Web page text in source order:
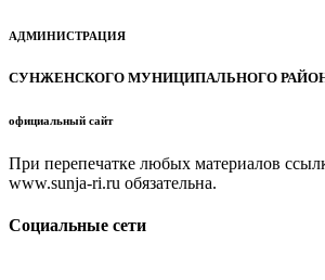
АДМИНИСТРАЦИЯ
СУНЖЕНСКОГО МУНИЦИПАЛЬНОГО
официальный сайт
При перепечатке любых материалов
www.sunja-ri.ru обязательна.
Социальные сети